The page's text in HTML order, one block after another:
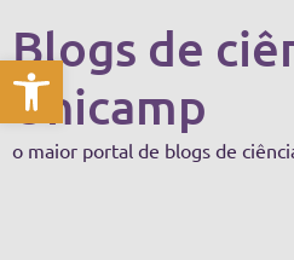
Abrir a barra de
Blogs de
Unicamp
o maior portal de blogs de